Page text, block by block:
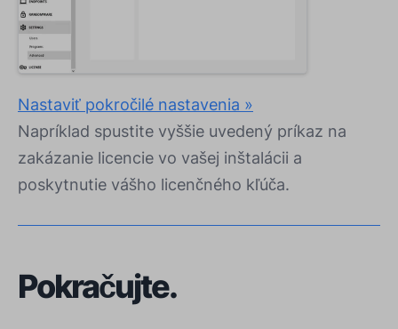
Nastaviť pokročilé nastavenia »
Napríklad spustite vyššie uvedený príkaz na
zakázanie licencie vo vašej inštalácii a
poskytnutie vášho licenčného kľúča.
Pokračujte.